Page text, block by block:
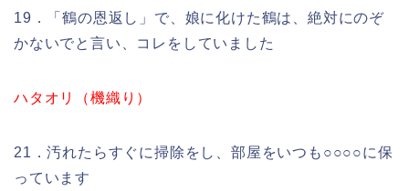
19．「鶴の恩返し」で、娘に化けた鶴は、絶対にのぞ
かないでと言い、コレをしていました
ハタオリ（機織り）
21．汚れたらすぐに掃除をし、部屋をいつも○○○○に保
っています